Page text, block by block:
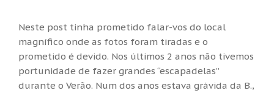
Neste post tinha prometido falar-vos do local
magnífico onde as fotos foram tiradas e o
prometido é devido. Nos últimos 2 anos não tivemos
portunidade de fazer grandes “escapadelas”
durante o Verão. Num dos anos estava grávida da B.,